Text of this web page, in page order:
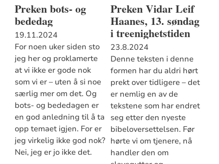
Preken bots- og
bededag
19.11.2024
For noen uker siden sto
jeg her og proklamerte
at vi ikke er gode nok
som vi er – uten å si noe
særlig mer om det. Og
bots- og bededagen er
en god anledning til å ta
opp temaet igjen. For er
jeg virkelig ikke god nok?
Nei, jeg er jo ikke det.
Preken Vidar Leif
Haanes, 13. søndag
i treenighetstiden
23.8.2024
Denne teksten i denne
formen har du aldri hørt
prekt over tidligere – det
er nemlig en av de
tekstene som har endret
seg etter den nyeste
bibeloversettelsen. Før
hørte vi om tjenere, nå
handler den om